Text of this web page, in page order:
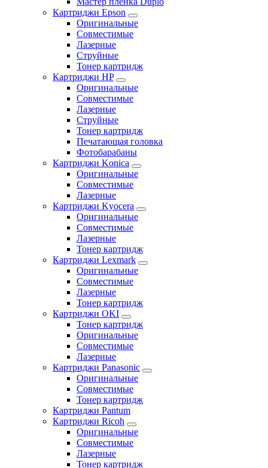
Картриджи Epson
Оригинальные
Совместимые
Лазерные
Струйные
Тонер картридж
Картриджи HP
Оригинальные
Совместимые
Лазерные
Струйные
Тонер картридж
Печатающая головка
Фотобарабаны
Картриджи Konica
Оригинальные
Совместимые
Лазерные
Картриджи Kyocera
Оригинальные
Совместимые
Лазерные
Тонер картридж
Картриджи Lexmark
Оригинальные
Совместимые
Лазерные
Тонер картридж
Картриджи OKI
Тонер картридж
Оригинальные
Совместимые
Лазерные
Картриджи Panasonic
Оригинальные
Совместимые
Тонер картридж
Картриджи Pantum
Картриджи Ricoh
Оригинальные
Совместимые
Лазерные
Тонер картридж